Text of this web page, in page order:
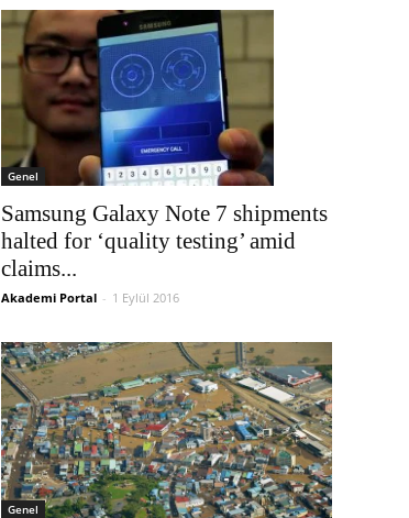
Genel
Samsung Galaxy Note 7 shipments
halted for ‘quality testing’ amid
claims...
Akademi Portal - 1 Eylül 2016
Genel